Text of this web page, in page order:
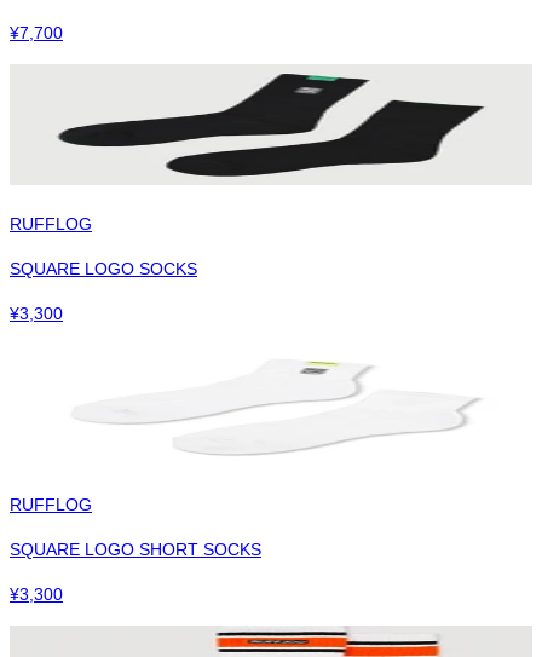
¥7,700
RUFFLOG
SQUARE LOGO SOCKS
¥3,300
RUFFLOG
SQUARE LOGO SHORT SOCKS
¥3,300